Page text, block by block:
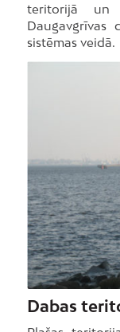
teritorijā un
Daugavgrīvas
sistēmas veidā.
Dabas